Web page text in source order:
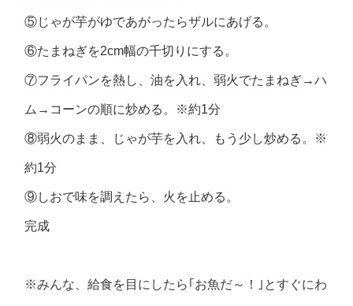
⑤じゃが芋がゆであがったらザルにあげる。
⑥たまねぎを2cm幅の千切りにする。
⑦フライパンを熱し、油を入れ、弱火でたまねぎ→ハ
ム→コーンの順に炒める。※約1分
⑧弱火のまま、じゃが芋を入れ、もう少し炒める。※
約1分
⑨しおで味を調えたら、火を止める。
完成
※みんな、給食を目にしたら｢お魚だ～！｣とすぐにわ